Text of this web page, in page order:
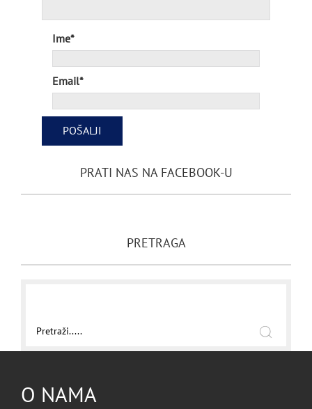
Ime*
Email*
PRATI NAS NA FACEBOOK-U
PRETRAGA
O NAMA